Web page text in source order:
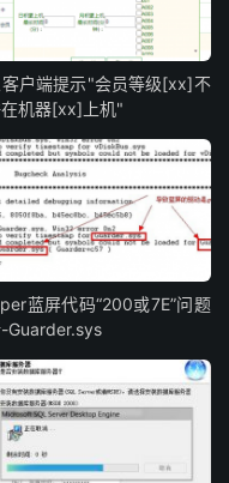
户端提示"会员等级[xx]不
机器[xx]上机"
蓝屏代码“200或7E”问题
Guarder.sys